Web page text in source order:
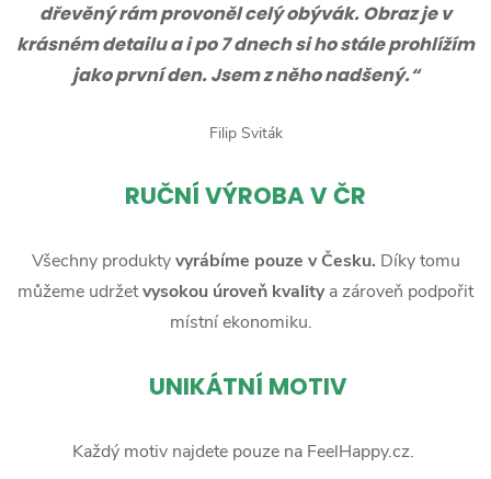
dřevěný rám provoněl celý obývák. Obraz je v
krásném detailu a i po 7 dnech si ho stále prohlížím
jako první den. Jsem z něho nadšený.“
Filip Sviták
RUČNÍ VÝROBA V ČR
Všechny produktyvyrábíme pouze v Česku. Díky tomu
můžeme udržetvysokou úroveň kvalitya zároveň podpořit
místní ekonomiku.
UNIKÁTNÍ MOTIV
Každý motiv najdete pouze na FeelHappy.cz.